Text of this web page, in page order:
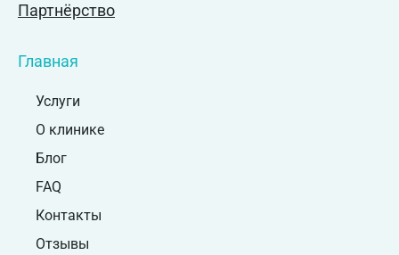
Партнёрство
Главная
Услуги
О клинике
Блог
FAQ
Контакты
Отзывы